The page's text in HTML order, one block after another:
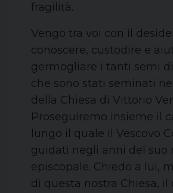
fragilità.
Vengo tra voi con il
conoscere, custodire e
germogliare i tanti semi
che sono stati seminati
della Chiesa di Vittorio
Proseguiremo insieme il
lungo il quale il Vescovo
guidati negli anni del suo
episcopale. Chiedo a lui,
di questa nostra Chiesa, il